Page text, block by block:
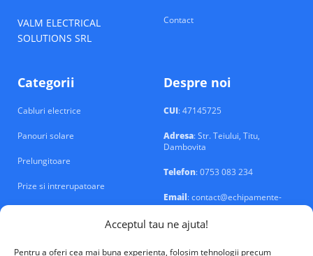
Acceptul tau ne ajuta!
Pentru a oferi cea mai buna experienta, folosim tehnologii precum
VALM ELECTRICAL
SOLUTIONS SRL
Contact
Categorii
Cabluri electrice
Panouri solare
Prelungitoare
Prize si intrerupatoare
Despre noi
CUI: 47145725
Adresa: Str. Teiului, Titu,
Dambovita
Telefon: 0753 083 234
Email: contact@echipamente-
electrice.ro